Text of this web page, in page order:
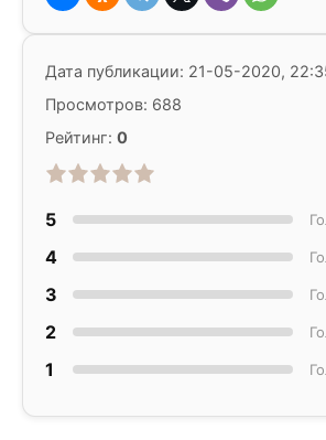
Дата публикации: 21-05-2020,
Просмотров: 688
Рейтинг: 0
5
4
3
2
1